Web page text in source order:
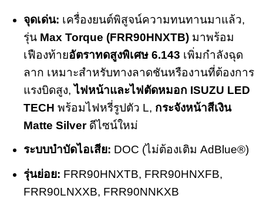
จุดเด่น: เครื่องยนต์พิสูจน์ความทนทานมาแล้ว,
รุ่น Max Torque (FRR90HNXTB)มาพร้อม
เฟืองท้ายอัตราทดสูงพิเศษ 6.143 เพิ่มกำลังฉุด
ลาก เหมาะสำหรับทางลาดชันหรืองานที่ต้องการ
แรงบิดสูง,ไฟหน้าและไฟตัดหมอก ISUZU LED
TECH พร้อมไฟหรี่รูปตัว L, กระจังหน้าสีเงิน
Matte Silverดีไซน์ใหม่
ระบบบำบัดไอเสีย: DOC (ไม่ต้องเติม AdBlue®)
รุ่นย่อย: FRR90HNXTB, FRR90HNXFB,
FRR90LNXXB, FRR90NNKXB